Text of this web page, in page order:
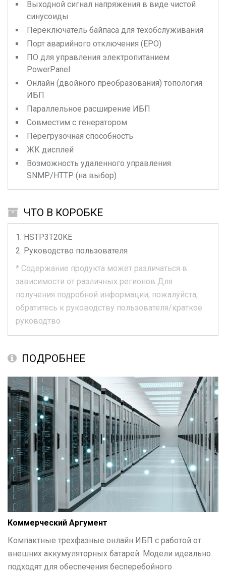
Выходной сигнал напряжения в виде чистой
синусоиды
Переключатель байпаса для техобслуживания
Порт аварийного отключения (EPO)
ПО для управления электропитанием
PowerPanel
Онлайн (двойного преобразования) топология
ИБП
Параллельное расширение ИБП
Совместим с генератором
Перегрузочная способность
ЖК дисплей
Возможность удаленного управления
SNMP/HTTP (на выбор)
ЧТО В КОРОБКЕ
HSTP3T20KE
Руководство пользователя
* Содержание продукта может различаться в
зависимости от различных регионов Для
получения подробной информации, пожалуйста,
обратитесь к руководству пользователя/краткое
руководтво
ПОДРОБНЕЕ
Коммерческий Аргумент
Компактные трехфазные онлайн ИБП с работой от
внешних аккумуляторных батарей. Модели идеально
подходят для обеспечения бесперебойного